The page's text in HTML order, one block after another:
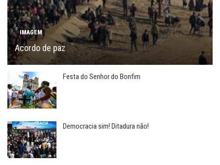
IMAGEM
Acordo de paz
Festa do Senhor do Bonfim
Democracia sim! Ditadura não!